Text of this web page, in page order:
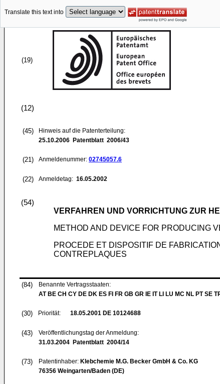
Translate this text into
(19)
(12)
(45)
Hinweis auf die Patenterteilung:
25.10.2006 Patentblatt 2006/43
(21) Anmeldenummer: 02745057.6
(22) Anmeldetag: 16.05.2002
(54)
VERFAHREN UND VORRICHTUNG ZUR
METHOD AND DEVICE FOR PRODUCING
PROCEDE ET DISPOSITIF DE
CONTREPLAQUES
(84)
Benannte Vertragsstaaten:
AT BE CH CY DE DK ES FI FR GB GR IE IT LI LU MC NL PT SE
(30) Priorität: 18.05.2001 DE 10124688
(43)
Veröffentlichungstag der Anmeldung:
31.03.2004 Patentblatt 2004/14
(73) Patentinhaber: Klebchemie M.G. Becker GmbH & Co. KG
76356 Weingarten/Baden (DE)